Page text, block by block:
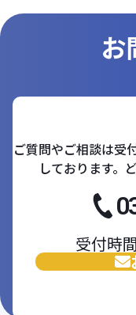
お
ご質問やご相談は受
しております。
受付時